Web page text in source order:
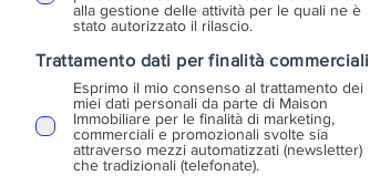
alla gestione delle attività per le quali ne è
stato autorizzato il rilascio.
Trattamento dati per finalità commerciali
Esprimo il mio consenso al trattamento dei
miei dati personali da parte di Maison
Immobiliare per le finalità di marketing,
commerciali e promozionali svolte sia
attraverso mezzi automatizzati (newsletter)
che tradizionali (telefonate).